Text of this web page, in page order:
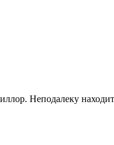
Неподалеку